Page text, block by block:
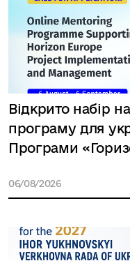
Відкрито набір
програму для
Програми
06/08/2026